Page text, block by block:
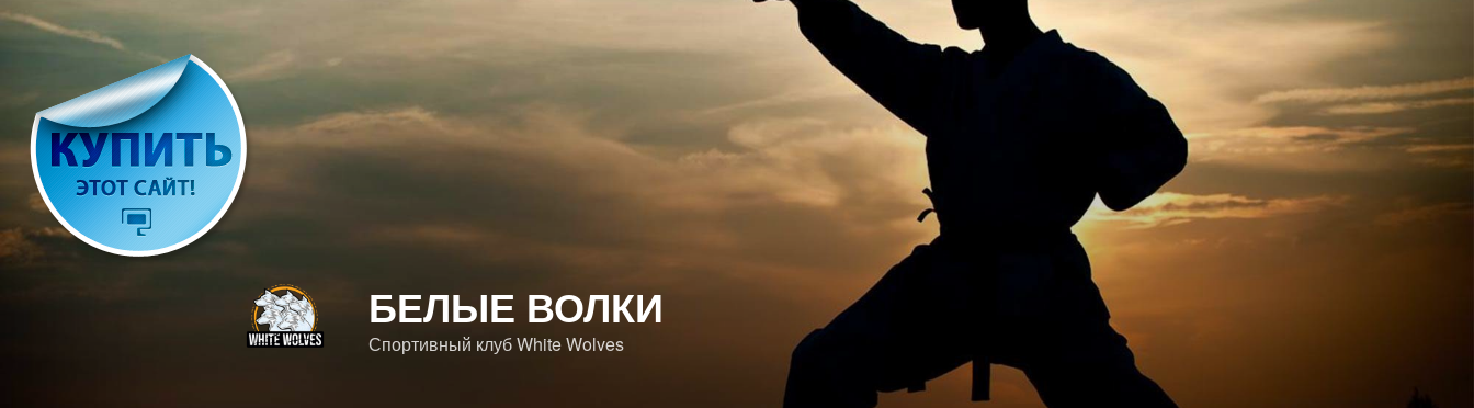
Перейти
БЕЛЫЕ ВОЛКИ
Спортивный клуб White Wolves